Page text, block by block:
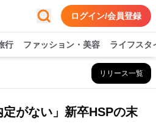
ログイン/会員登録
行 ファッション・美容 ライフスタ
リリース一覧
がない」新卒HSPの末